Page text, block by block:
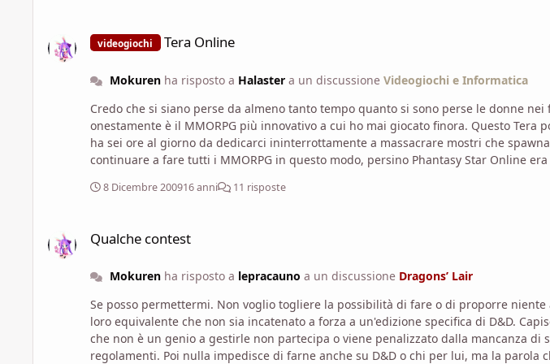
videogiochi Tera Online
Mokurenha risposto a Halastera un discussione Videogiochi e Informatica
Credo che si siano perse da almeno tanto tempo quanto si sono perse le donne nei film di hollywood. Age of Conan e GW non lo so,
onestamente è il MMORPG più innovativo a cui ho mai giocato finora. Questo Tera potrebbe essere una novità come potrebbe essere il solito grindfest coreano riservato a chi
ha sei ore al giorno da dedicarci ininterrottamente a massacrare mostri che
continuare a fare tutti i MMORPG in questo modo, persino Phantasy Star Online era più innovativo di così. Se è dagli stessi autori di
8 Dicembre 200916 anni 11 risposte
Qualche contest
Mokurenha risposto a lepracauno a un discussione Dragons’ Lair
Se posso permettermi. Non voglio togliere la possibilità di fare o di proporre niente a nessuno, ma se si fanno contest su classi e CdP, sarebbe carino fare al contempo un
loro equivalente che non sia incatenato a forza a un'edizione specifica di D&D. Capisco la fissazione, ma poi la gente a cui non interessa quel sistema di regole in particolare o
che non è un genio a gestirle non partecipa o viene penalizzato dalla mancanza di system mastery ed è peggio per
regolamenti. Poi nulla impedisce di farne anche su D&D o chi per lui, ma la parola